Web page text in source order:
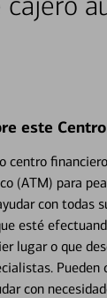
este
centro
(ATM) para
con todas
esté
lugar o que
con